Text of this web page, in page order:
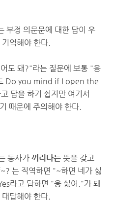
부정 의문문에 대한 답이 우
억해야 한다.
도 돼?"라는 질문에 보통 "응
Do you mind if I open the
답을 하기 쉽지만 여기서
때문에 주의해야 한다.
동사가 꺼리다는 뜻을 갖고
는 직역하면 "~하면 네가 싫
라고 답하면 "응 싫어."가 돼
답해야 한다.